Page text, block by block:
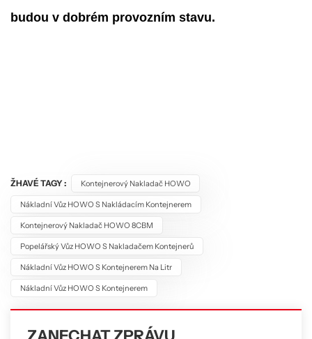
budou v dobrém provozním stavu.
ŽHAVÉ TAGY : Kontejnerový Nakladač HOWO
Nákladní Vůz HOWO S Nakládacím Kontejnerem
Kontejnerový Nakladač HOWO 8CBM
Popelářský Vůz HOWO S Nakladačem Kontejnerů
Nákladní Vůz HOWO S Kontejnerem Na Litr
Nákladní Vůz HOWO S Kontejnerem